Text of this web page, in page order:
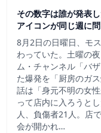
その数字は誰が発表
アイコンが同じ週に
8月2日の日曜日、モ
わっていた。土曜の
ム・チャンネル「バ
た爆発を「厨房のガ
話は「身元不明の女
って店内に入ろうと
人、負傷者21人。店
会が開かれ…